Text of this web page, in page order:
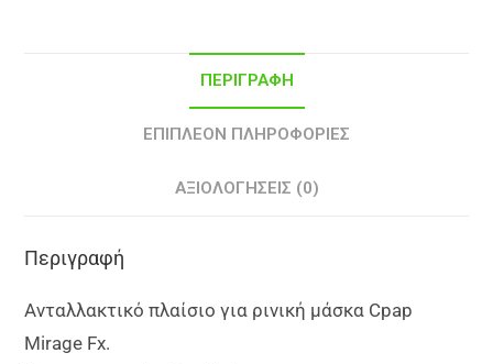
ΠΕΡΙΓΡΑΦΉ
ΕΠΙΠΛΈΟΝ ΠΛΗΡΟΦΟΡΊΕΣ
ΑΞΙΟΛΟΓΉΣΕΙΣ (0)
Περιγραφή
Ανταλλακτικό πλαίσιο για ρινική μάσκα Cpap
Mirage Fx.